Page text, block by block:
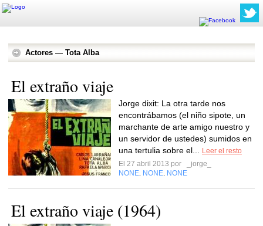
Actores — Tota Alba
El extraño viaje
Jorge dixit: La otra tarde nos
encontrábamos (el niño sipote, un
marchante de arte amigo nuestro y
un servidor de ustedes) sumidos en
una tertulia sobre el...
Leer el resto
El 27 abril 2013 por
_jorge_
NONE NONE NONE
El extraño viaje (1964)